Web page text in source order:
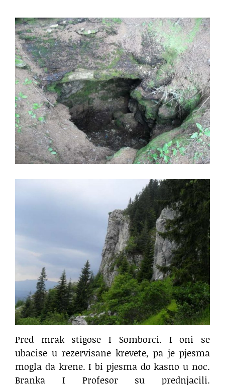
Pred mrak stigose I Somborci. I oni se
ubacise u rezervisane krevete, pa je pjesma
mogla da krene. I bi pjesma do kasno u noc.
Branka I Profesor su prednjacili.